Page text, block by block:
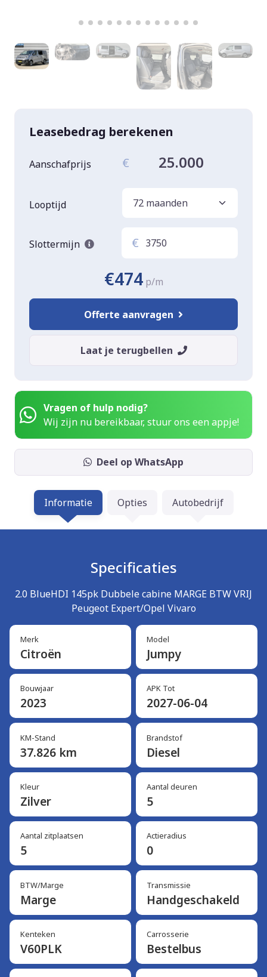
Leasebedrag berekenen
Aanschafprijs € 25.000
Looptijd
Slottermijn €
€474 p/m
Offerte aanvragen
Laat je terugbellen
Vragen of hulp nodig?
Wij zijn nu bereikbaar, stuur ons een appje!
Deel op WhatsApp
Informatie Opties Autobedrijf
Specificaties
2.0 BlueHDI 145pk Dubbele cabine MARGE BTW VRIJ
Peugeot Expert/Opel Vivaro
Merk
Citroën
Model
Jumpy
Bouwjaar
2023
APK Tot
2027-06-04
KM-Stand
37.826 km
Brandstof
Diesel
Kleur
Zilver
Aantal deuren
5
Aantal zitplaatsen
5
Actieradius
0
BTW/Marge
Marge
Transmissie
Handgeschakeld
Kenteken
V60PLK
Carrosserie
Bestelbus